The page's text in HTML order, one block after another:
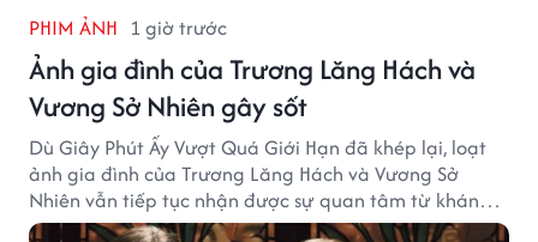
PHIM ẢNH 1 giờ trước
Ảnh gia đình của Trương Lăng Hách và
Vương Sở Nhiên gây sốt
Dù Giây Phút Ấy Vượt Quá Giới Hạn đã khép lại, loạt
ảnh gia đình của Trương Lăng Hách và Vương Sở
Nhiên vẫn tiếp tục nhận được sự quan tâm từ khán
giả.